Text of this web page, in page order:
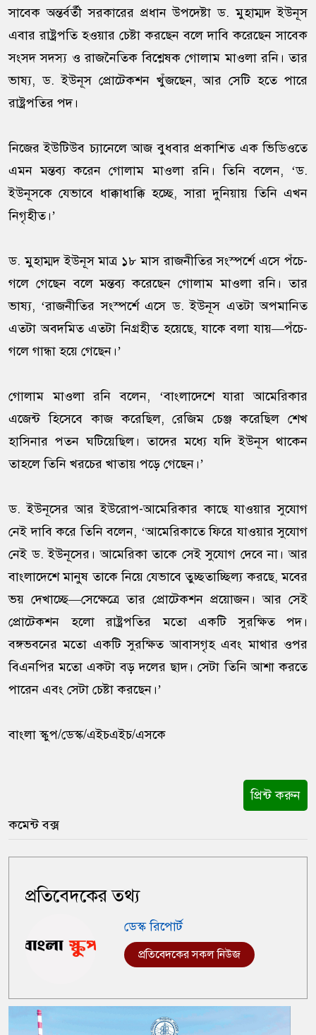
সাবেক অন্তর্বর্তী সরকারের প্রধান উপদেষ্টা ড. মুহাম্মদ ইউনূস
এবার রাষ্ট্রপতি হওয়ার চেষ্টা করছেন বলে দাবি করেছেন সাবেক
সংসদ সদস্য ও রাজনৈতিক বিশ্লেষক গোলাম মাওলা রনি। তার
ভাষ্য, ড. ইউনূস প্রোটেকশন খুঁজছেন, আর সেটি হতে পারে
রাষ্ট্রপতির পদ।
নিজের ইউটিউব চ্যানেলে আজ বুধবার প্রকাশিত এক ভিডিওতে
এমন মন্তব্য করেন গোলাম মাওলা রনি। তিনি বলেন, ‘ড.
ইউনূসকে যেভাবে ধাক্কাধাক্কি হচ্ছে, সারা দুনিয়ায় তিনি এখন
নিগৃহীত।’
ড. মুহাম্মদ ইউনূস মাত্র ১৮ মাস রাজনীতির সংস্পর্শে এসে পঁচে-
গলে গেছেন বলে মন্তব্য করেছেন গোলাম মাওলা রনি। তার
ভাষ্য, ‘রাজনীতির সংস্পর্শে এসে ড. ইউনূস এতটা অপমানিত
এতটা অবদমিত এতটা নিগ্রহীত হয়েছে, যাকে বলা যায়—পঁচে-
গলে গান্ধা হয়ে গেছেন।’
গোলাম মাওলা রনি বলেন, ‘বাংলাদেশে যারা আমেরিকার
এজেন্ট হিসেবে কাজ করেছিল, রেজিম চেঞ্জ করেছিল শেখ
হাসিনার পতন ঘটিয়েছিল। তাদের মধ্যে যদি ইউনূস থাকেন
তাহলে তিনি খরচের খাতায় পড়ে গেছেন।’
ড. ইউনূসের আর ইউরোপ-আমেরিকার কাছে যাওয়ার সুযোগ
নেই দাবি করে তিনি বলেন, ‘আমেরিকাতে ফিরে যাওয়ার সুযোগ
নেই ড. ইউনূসের। আমেরিকা তাকে সেই সুযোগ দেবে না। আর
বাংলাদেশে মানুষ তাকে নিয়ে যেভাবে তুচ্ছতাচ্ছিল্য করছে, মবের
ভয় দেখাচ্ছে—সেক্ষেত্রে তার প্রোটেকশন প্রয়োজন। আর সেই
প্রোটেকশন হলো রাষ্ট্রপতির মতো একটি সুরক্ষিত পদ।
বঙ্গভবনের মতো একটি সুরক্ষিত আবাসগৃহ এবং মাথার ওপর
বিএনপির মতো একটা বড় দলের ছাদ। সেটা তিনি আশা করতে
পারেন এবং সেটা চেষ্টা করছেন।’
বাংলা স্কুপ/ডেস্ক/এইচএইচ/এসকে
প্রিন্ট করুন
কমেন্ট বক্স
প্রতিবেদকের তথ্য
ডেস্ক রিপোর্ট
প্রতিবেদকের সকল নিউজ